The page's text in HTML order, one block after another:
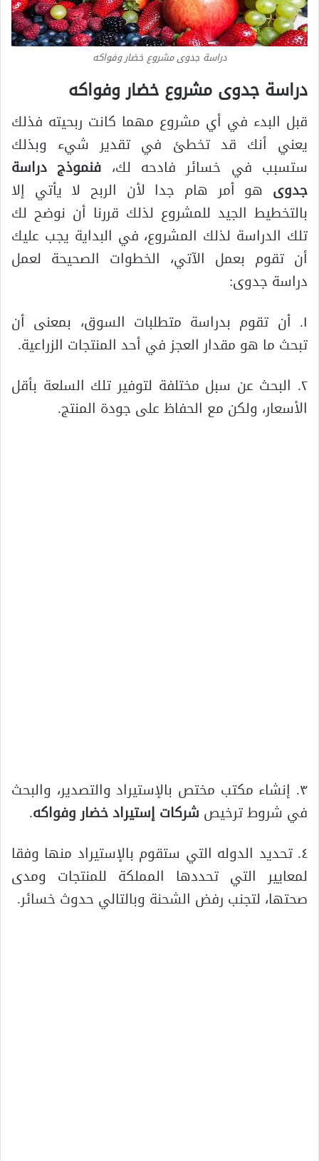
دراسة جدوى مشروع خضار وفواكه
دراسة جدوى مشروع خضار وفواكه
قبل البدء في أي مشروع مهما كانت ربحيته فذلك
يعني أنك قد تخطئ في تقدير شيء وبذلك
ستسبب في خسائر فادحه لك، فنموذج دراسة
جدوى هو أمر هام جدا لأن الربح لا يأتي إلا
بالتخطيط الجيد للمشروع لذلك قررنا أن نوضح لك
تلك الدراسة لذلك المشروع، في البداية يجب عليك
أن تقوم بعمل الآتي، الخطوات الصحيحة لعمل
دراسة جدوى:
١. أن تقوم بدراسة متطلبات السوق، بمعنى أن
تبحث ما هو مقدار العجز في أحد المنتجات الزراعية.
٢. البحث عن سبل مختلفة لتوفير تلك السلعة بأقل
الأسعار، ولكن مع الحفاظ على جودة المنتج.
٣. إنشاء مكتب مختص بالإستيراد والتصدير، والبحث
في شروط ترخيص شركات إستيراد خضار وفواكه.
٤. تحديد الدوله التي ستقوم بالإستيراد منها وفقا
لمعايير التي تحددها المملكة للمنتجات ومدى
صحتها، لتجنب رفض الشحنة وبالتالي حدوث خسائر.